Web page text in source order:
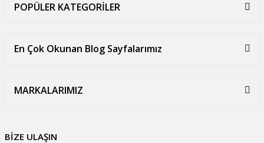
POPÜLER KATEGORİLER
En Çok Okunan Blog Sayfalarımız
MARKALARIMIZ
BİZE ULAŞIN